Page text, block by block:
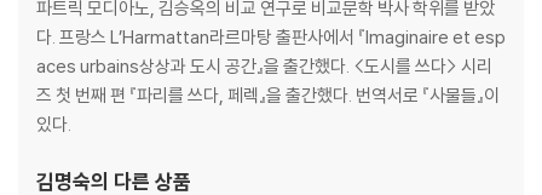
파트릭 모디아노, 김승옥의 비교 연구로 비교문학 박사 학위를 받았
다. 프랑스 L’Harmattan라르마탕 출판사에서 『Imaginaire et esp
aces urbains상상과 도시 공간』을 출간했다. <도시를 쓰다> 시리
즈 첫 번째 편 『파리를 쓰다, 페렉』을 출간했다. 번역서로 『사물들』이
있다.
김명숙의 다른 상품